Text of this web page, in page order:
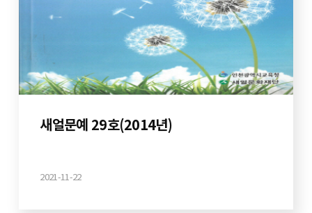
새얼문예 29호(2014년)
2021-11-22